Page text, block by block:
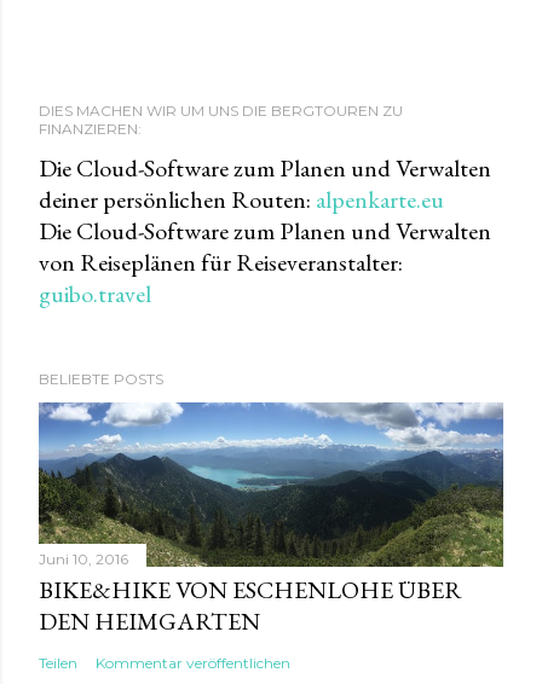
DIES MACHEN WIR UM UNS DIE BERGTOUREN ZU
FINANZIEREN:
Die Cloud-Software zum Planen und Verwalten
deiner persönlichen Routen: alpenkarte.eu
Die Cloud-Software zum Planen und Verwalten
von Reiseplänen für Reiseveranstalter:
guibo.travel
BELIEBTE POSTS
Juni 10, 2016
BIKE&HIKE VON ESCHENLOHE ÜBER
DEN HEIMGARTEN
Teilen Kommentar veröffentlichen